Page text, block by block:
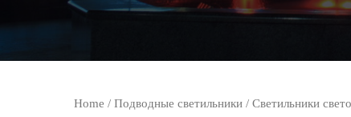
Home / Подводные светильники/ Светильники